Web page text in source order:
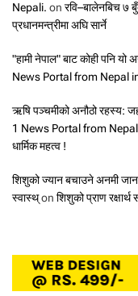
Nepali. on रवि–बालेनबिच ७
प्रधानमन्त्रीमा अघि सार्ने
"हामी नेपाल" बाट कोही पनि
News Portal from Nepal
ऋषि पञ्चमीको अनौठो रहस्य:
1 News Portal from
धार्मिक महत्व !
शिशुको ज्यान बचाउने अनमी
स्वास्थ्on शिशुको प्राण